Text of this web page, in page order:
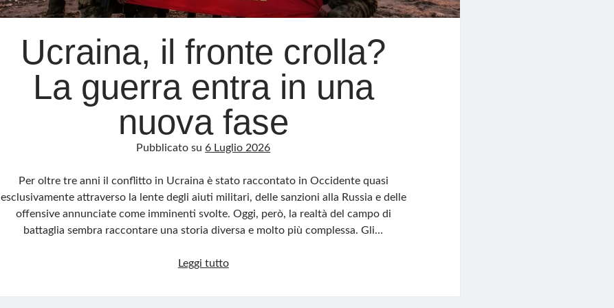
Ucraina, il fronte crolla?
La guerra entra in una
nuova fase
Pubblicato su6 Luglio 2026
Per oltre tre anni il conflitto in Ucraina è stato raccontato in Occidente quasi
esclusivamente attraverso la lente degli aiuti militari, delle sanzioni alla Russia e delle
offensive annunciate come imminenti svolte. Oggi, però, la realtà del campo di
battaglia sembra raccontare una storia diversa e molto più complessa. Gli…
Leggi tuttoUcraina,